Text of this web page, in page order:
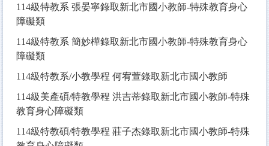
114級特教系 張晏寧錄取新北市國小教師-特殊教育身心
障礙類
114級特教系 簡妙樺錄取新北市國小教師-特殊教育身心
障礙類
114級特教系/小教學程 何宥萱錄取新北市國小教師
114級美產碩/特教學程 洪吉蒂錄取新北市國小教師-特殊
教育身心障礙類
114級特教碩/特教學程 莊子杰錄取新北市國小教師-特殊